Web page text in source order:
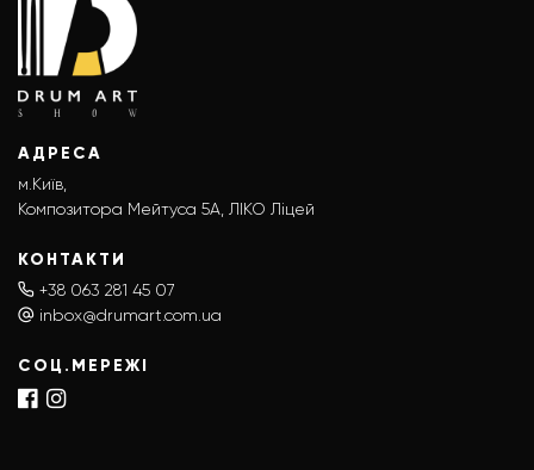
АДРЕСА
м.Київ,
Композитора Мейтуса 5А, ЛІКО Ліцей
КОНТАКТИ
+38 063 281 45 07
inbox@drumart.com.ua
СОЦ.МЕРЕЖІ